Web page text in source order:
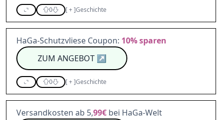
0 [+]Geschichte
HaGa-Schutzvliese Coupon: 10%sparen
ZUM ANGEBOT↗
0 [+]Geschichte
Versandkosten ab 5,99€ bei HaGa-Welt